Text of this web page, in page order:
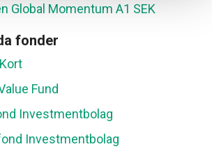
Global Momentum A1 SEK
fonder
Fund
Investmentbolag
Investmentbolag